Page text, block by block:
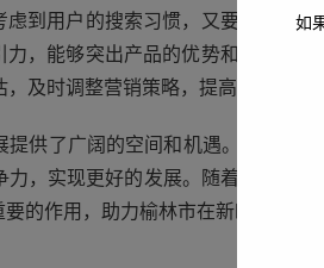
到用户的搜索习惯，又要结合企业
，能够突出产品的优势和特色，同
及时调整营销策略，提高营销效果。
供了广阔的空间和机遇。无论是
，实现更好的发展。随着榆林市数
的作用，助力榆林市在新时代的市
如